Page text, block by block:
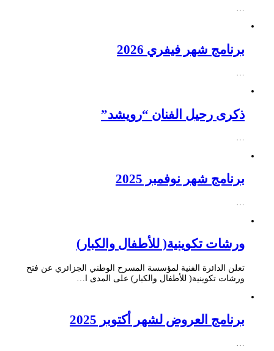
…
برنامج شهر فيفري 2026
…
ذكرى رحيل الفنان “رويشد”
…
برنامج شهر نوفمبر 2025
ورشات تكوينية( للأطفال والكبار)
تعلن الدائرة الفنية لمؤسسة المسرح الوطني الجزائري عن فتح
ورشات تكوينية( للأطفال والكبار) على المدى ا…
برنامج العروض لشهر أكتوبر 2025